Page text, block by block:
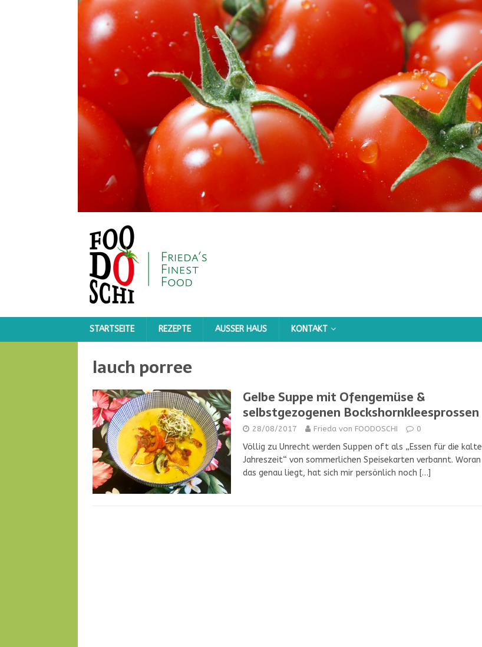
STARTSEITE REZEPTE AUSSER HAUS KONTAKT
lauch porree
Gelbe Suppe mit Ofengemüse &
selbstgezogenen Bockshornkleesprossen
28/08/2017 Frieda von FOODOSCHI 0
Völlig zu Unrecht werden Suppen oft als „Essen für die kalte
Jahreszeit“ von sommerlichen Speisekarten verbannt. Woran
das genau liegt, hat sich mir persönlich noch […]